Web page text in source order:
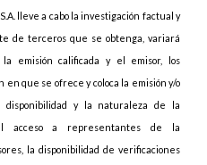
lleve a cabo la investigación factual y
de terceros que se obtenga, variará
emisión calificada y el emisor, los
que se ofrece y coloca la emisión y/o
y la naturaleza de la
acceso a representantes de la
la disponibilidad de verificaciones